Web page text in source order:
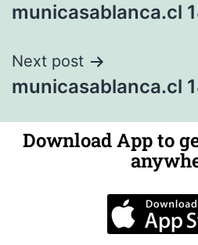
municasablanca.cl
Next post
municasablanca.cl
Download App to